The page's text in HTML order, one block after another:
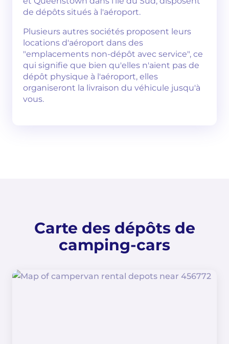
de dépôts situés à l'aéroport.
Plusieurs autres sociétés proposent leurs
locations d'aéroport dans des
"emplacements non-dépôt avec service", ce
qui signifie que bien qu'elles n'aient pas de
dépôt physique à l'aéroport, elles
organiseront la livraison du véhicule jusqu'à
vous.
Carte des dépôts de
camping-cars